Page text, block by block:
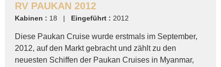
RV PAUKAN 2012
Kabinen : 18 | Eingeführt : 2012
Diese Paukan Cruise wurde erstmals im September,
2012, auf den Markt gebracht und zählt zu den
neuesten Schiffen der Paukan Cruises in Myanmar,